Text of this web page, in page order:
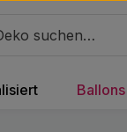
Ballons